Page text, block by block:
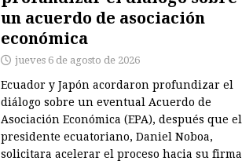
un acuerdo de asociación
económica
jueves 6 de agosto de 2026
Ecuador y Japón acordaron profundizar el
diálogo sobre un eventual Acuerdo de
Asociación Económica (EPA), después que el
presidente ecuatoriano, Daniel Noboa,
solicitara acelerar el proceso hacia su firma